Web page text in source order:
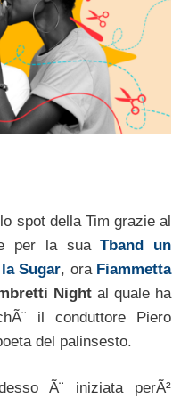
spot della Tim grazie al
e per la suaTband un
Sugar, ora Fiammetta
Night al quale ha
il conduttore Piero
del palinsesto.
Ã¨ iniziata perÃ²